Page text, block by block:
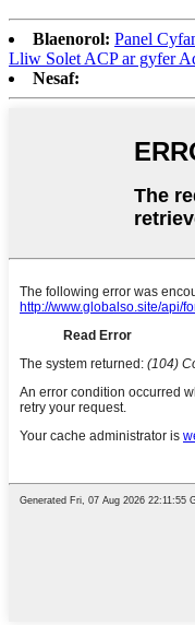
Blaenorol: Panel
Lliw Solet ACP ar gyfer
Nesaf: